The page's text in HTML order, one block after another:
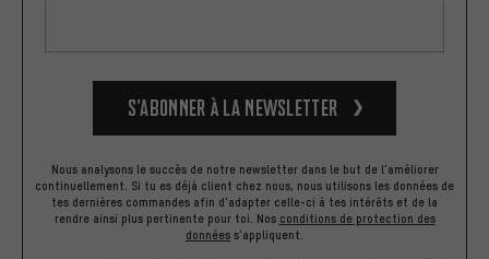
S’abonner à la newsletter
Nous analysons le succès de notre newsletter dans le but de l'améliorer
continuellement. Si tu es déjà client chez nous, nous utilisons les données de
tes dernières commandes afin d'adapter celle-ci à tes intérêts et de la
rendre ainsi plus pertinente pour toi. Nos conditions de protection des
données s'appliquent.